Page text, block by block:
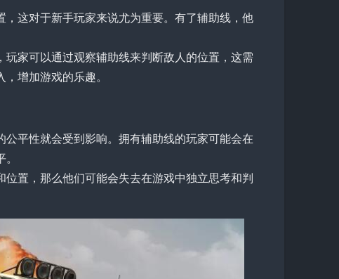
这对于新手玩家来说尤为重要。有了辅助线，他
家可以通过观察辅助线来判断敌人的位置，这需
增加游戏的乐趣。
平性就会受到影响。拥有辅助线的玩家可能会在
置，那么他们可能会失去在游戏中独立思考和判